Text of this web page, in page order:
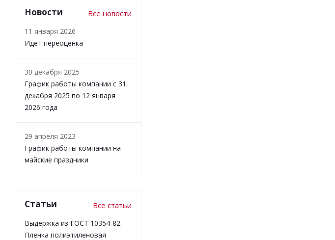
Новости Все новости
11 января 2026
Идет переоценка
30 декабря 2025
График работы компании с 31
декабря 2025 по 12 января
2026 года
29 апреля 2023
График работы компании на
майские праздники
Статьи Все статьи
Выдержка из ГОСТ 10354-82
Пленка полиэтиленовая